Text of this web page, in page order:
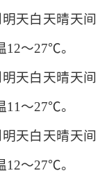
天白天晴天
12～27℃。
天白天晴天
11～27℃。
天白天晴天
12～27℃。